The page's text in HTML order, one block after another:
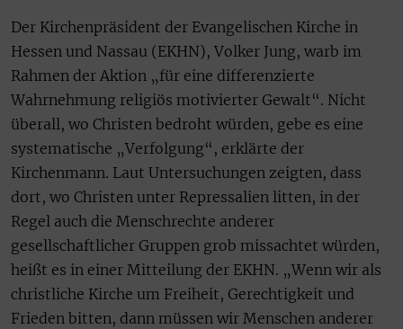
Der Kirchenpräsident der Evangelischen Kirche in
Hessen und Nassau (EKHN), Volker Jung, warb im
Rahmen der Aktion „für eine differenzierte
Wahrnehmung religiös motivierter Gewalt“. Nicht
überall, wo Christen bedroht würden, gebe es eine
systematische „Verfolgung“, erklärte der
Kirchenmann. Laut Untersuchungen zeigten, dass
dort, wo Christen unter Repressalien litten, in der
Regel auch die Menschrechte anderer
gesellschaftlicher Gruppen grob missachtet würden,
heißt es in einer Mitteilung der EKHN. „Wenn wir als
christliche Kirche um Freiheit, Gerechtigkeit und
Frieden bitten, dann müssen wir Menschen anderer